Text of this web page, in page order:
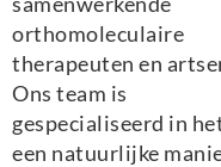
orthomoleculaire
therapeuten en
Ons team is
gespecialiseerd in
een natuurlijke